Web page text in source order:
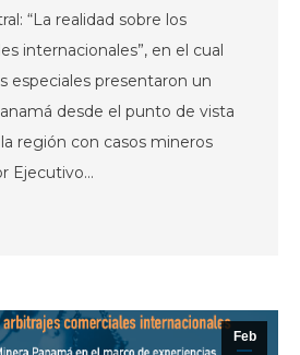
“La realidad sobre los
internacionales”, en el cual
especiales presentaron un
desde el punto de vista
región con casos mineros
Ejecutivo…
Feb